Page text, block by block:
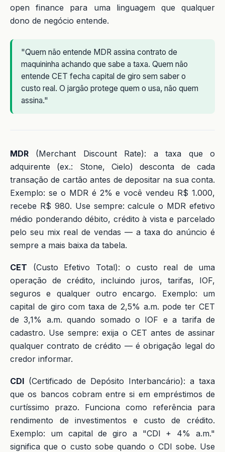
open finance para uma linguagem que qualquer
dono de negócio entende.
"Quem não entende MDR assina contrato de
maquininha achando que sabe a taxa. Quem não
entende CET fecha capital de giro sem saber o
custo real. O jargão protege quem o usa, não quem
assina."
MDR (Merchant Discount Rate): a taxa que o
adquirente (ex.: Stone, Cielo) desconta de cada
transação de cartão antes de depositar na sua conta.
Exemplo: se o MDR é 2% e você vendeu R$ 1.000,
recebe R$ 980. Use sempre: calcule o MDR efetivo
médio ponderando débito, crédito à vista e parcelado
pelo seu mix real de vendas — a taxa do anúncio é
sempre a mais baixa da tabela.
CET (Custo Efetivo Total): o custo real de uma
operação de crédito, incluindo juros, tarifas, IOF,
seguros e qualquer outro encargo. Exemplo: um
capital de giro com taxa de 2,5% a.m. pode ter CET
de 3,1% a.m. quando somado o IOF e a tarifa de
cadastro. Use sempre: exija o CET antes de assinar
qualquer contrato de crédito — é obrigação legal do
credor informar.
CDI (Certificado de Depósito Interbancário): a taxa
que os bancos cobram entre si em empréstimos de
curtíssimo prazo. Funciona como referência para
rendimento de investimentos e custo de crédito.
Exemplo: um capital de giro a "CDI + 4% a.m."
significa que o custo sobe quando o CDI sobe. Use